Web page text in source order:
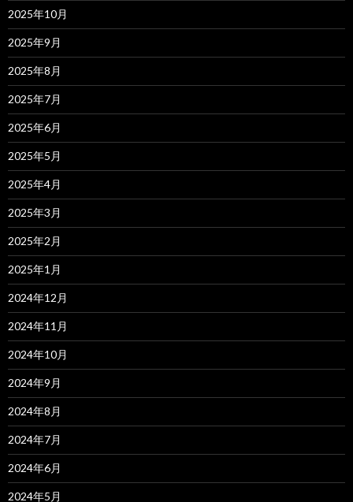
2025年10月
2025年9月
2025年8月
2025年7月
2025年6月
2025年5月
2025年4月
2025年3月
2025年2月
2025年1月
2024年12月
2024年11月
2024年10月
2024年9月
2024年8月
2024年7月
2024年6月
2024年5月